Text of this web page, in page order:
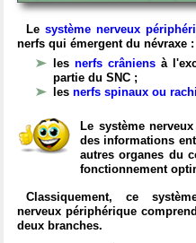
Le système nerveux
nerfs qui émergent du névraxe :
les nerfs crâniens à
partie du SNC ;
les nerfs spinaux ou
Le système
des informations
autres organes du
fonctionnement
Classiquement, ce
nerveux périphérique comprend
deux branches.